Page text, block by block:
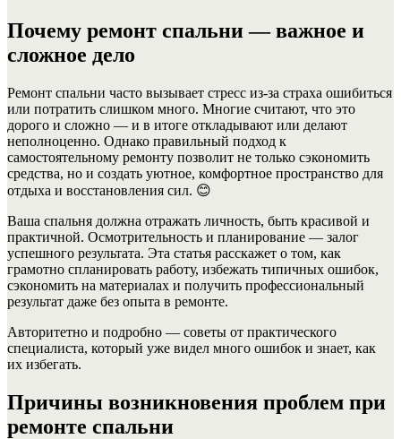
Почему ремонт спальни — важное и
сложное дело
Ремонт спальни часто вызывает стресс из-за страха ошибиться
или потратить слишком много. Многие считают, что это
дорого и сложно — и в итоге откладывают или делают
неполноценно. Однако правильный подход к
самостоятельному ремонту позволит не только сэкономить
средства, но и создать уютное, комфортное пространство для
отдыха и восстановления сил. 😊
Ваша спальня должна отражать личность, быть красивой и
практичной. Осмотрительность и планирование — залог
успешного результата. Эта статья расскажет о том, как
грамотно спланировать работу, избежать типичных ошибок,
сэкономить на материалах и получить профессиональный
результат даже без опыта в ремонте.
Авторитетно и подробно — советы от практического
специалиста, который уже видел много ошибок и знает, как
их избегать.
Причины возникновения проблем при
ремонте спальни